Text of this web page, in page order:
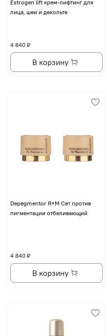
Еstrogen lift крем-лифтинг для
лица, шеи и декольте
4 840 ₽
В корзину
Depegmentor R+M Сет против
пигментации отбеливающий
4 840 ₽
В корзину